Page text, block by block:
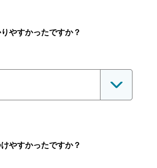
やすかったですか？
やすかったですか？